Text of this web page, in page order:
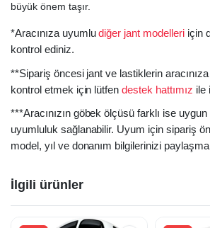
büyük önem taşır.
*Aracınıza uyumludiğer jant modelleriiçin
kontrol ediniz.
**Sipariş öncesi jant ve lastiklerin
kontrol etmek için lütfendestek hattımız ile
***Aracınızın göbek ölçüsü farklı ise
uyumluluk sağlanabilir. Uyum için sipariş
model, yıl ve donanım bilgilerinizi
İlgili ürünler